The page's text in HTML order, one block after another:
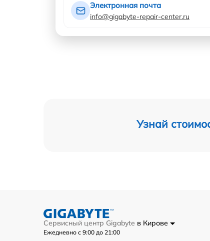
Электронная почта
info@gigabyte-repair-center.ru
Узнай
Сервисный центр Gigabyte в Кирове
Ежедневно с 9:00 до 21:00